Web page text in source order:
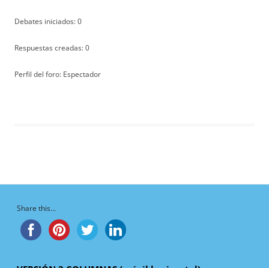
Debates iniciados: 0
Respuestas creadas: 0
Perfil del foro: Espectador
Share this...